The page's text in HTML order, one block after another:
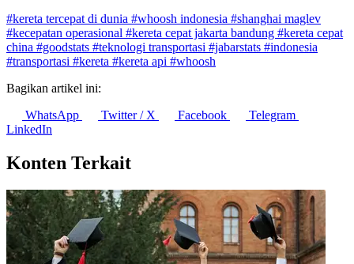
#kereta tercepat di dunia #whoosh indonesia #shanghai maglev
#kecepatan operasional #kereta cepat jakarta bandung #kereta cepat
china #goodstats #teknologi transportasi #jabarstats #indonesia
#transportasi #kereta #kereta api #whoosh
Bagikan artikel ini:
WhatsApp
Twitter / X Facebook
Telegram
LinkedIn
Konten Terkait